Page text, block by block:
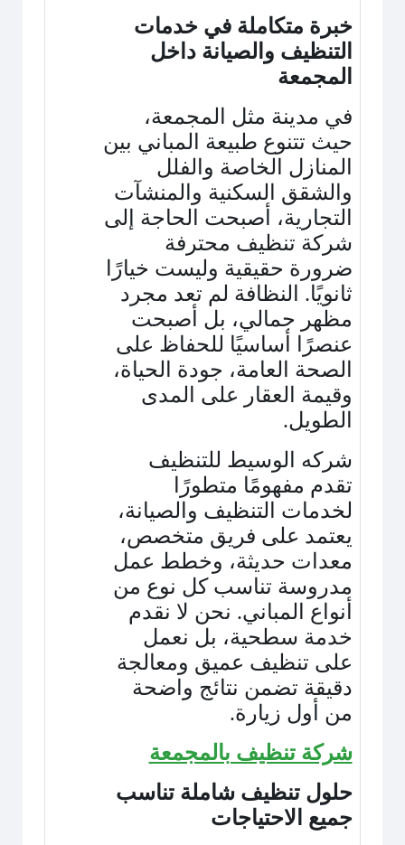
خبرة متكاملة في خدمات
التنظيف والصيانة داخل
المجمعة
في مدينة مثل المجمعة،
حيث تتنوع طبيعة المباني بين
المنازل الخاصة والفلل
والشقق السكنية والمنشآت
التجارية، أصبحت الحاجة إلى
شركة تنظيف محترفة
ضرورة حقيقية وليست خيارًا
ثانويًا. النظافة لم تعد مجرد
مظهر جمالي، بل أصبحت
عنصرًا أساسيًا للحفاظ على
الصحة العامة، جودة الحياة،
وقيمة العقار على المدى
الطويل.
شركه الوسيط للتنظيف
تقدم مفهومًا متطورًا
لخدمات التنظيف والصيانة،
يعتمد على فريق متخصص،
معدات حديثة، وخطط عمل
مدروسة تناسب كل نوع من
أنواع المباني. نحن لا نقدم
خدمة سطحية، بل نعمل
على تنظيف عميق ومعالجة
دقيقة تضمن نتائج واضحة
من أول زيارة.
شركة تنظيف بالمجمعة
حلول تنظيف شاملة تناسب
جميع الاحتياجات